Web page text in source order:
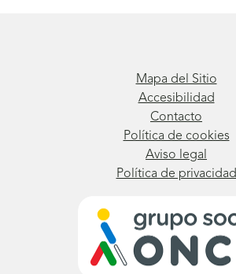
Mapa del Sitio
Accesibilidad
Contacto
Política de cookies
Aviso legal
Política de privacidad